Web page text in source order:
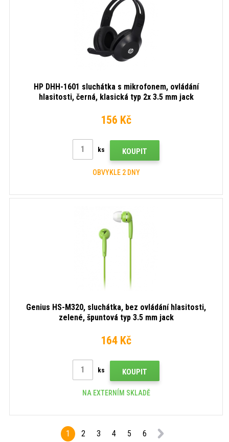
HP DHH-1601 sluchátka s mikrofonem, ovládání
hlasitosti, černá, klasická typ 2x 3.5 mm jack
156 Kč
ks KOUPIT
OBVYKLE 2 DNY
Genius HS-M320, sluchátka, bez ovládání hlasitosti,
zelené, špuntová typ 3.5 mm jack
164 Kč
ks KOUPIT
NA EXTERNÍM SKLADĚ
1 2 3 4 5 6